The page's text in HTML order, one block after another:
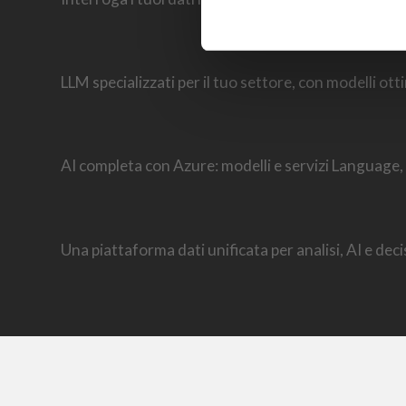
LLM specializzati per il tuo settore, con modelli
AI completa con Azure: modelli e servizi
Una piattaforma dati unificata per analisi, AI e